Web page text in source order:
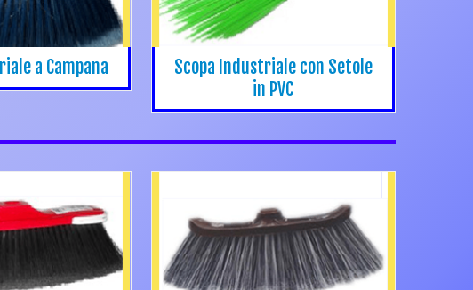
a Campana
Scopa Industriale con Setole
in PVC